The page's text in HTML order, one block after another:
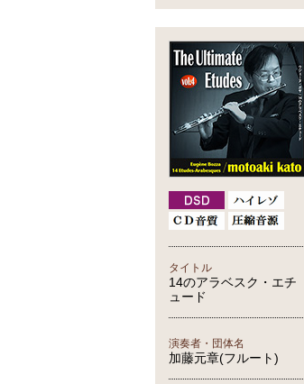
タイトル
14のアラベスク・エチ
ュード
演奏者・団体名
加藤元章(フルート)